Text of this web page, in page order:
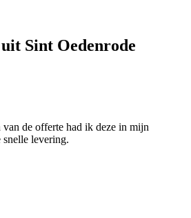
Sint Oedenrode
de offerte had ik deze in mijn
levering.